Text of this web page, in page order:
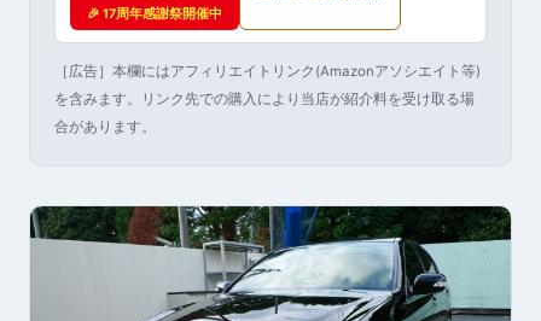
🎉 17周年感謝祭開催中
［広告］本欄にはアフィリエイトリンク(Amazonアソシエイト等)
を含みます。リンク先での購入により当店が紹介料を受け取る場
合があります。